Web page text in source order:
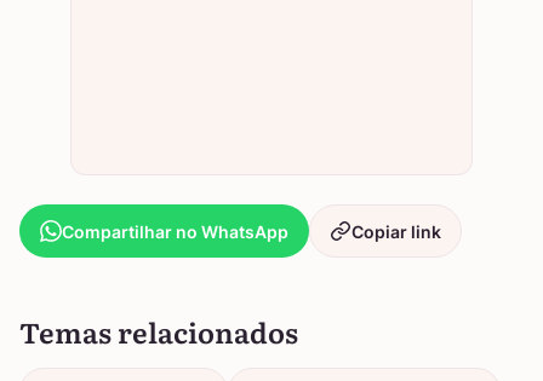
Compartilhar no WhatsApp Copiar link
Temas relacionados